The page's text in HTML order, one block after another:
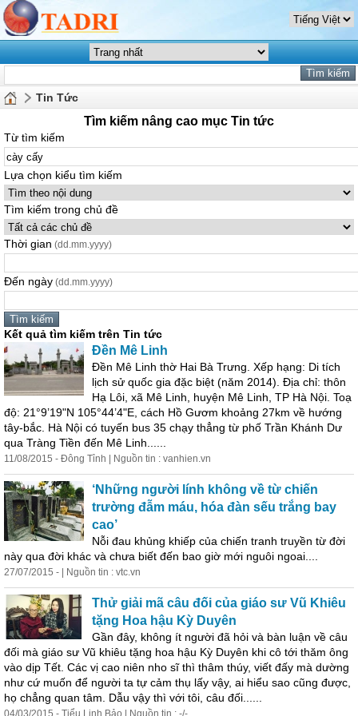
Tin Tức
Tìm kiếm nâng cao mục Tin tức
Từ tìm kiếm
Lựa chọn kiểu tìm kiếm
Tìm kiếm trong chủ đề
Thời gian (dd.mm.yyyy)
Đến ngày (dd.mm.yyyy)
Kết quả tìm kiếm trên Tin tức
Đền Mê Linh
Đền Mê Linh thờ Hai Bà Trưng. Xếp hạng: Di tích
lịch sử quốc gia đặc biệt (năm 2014). Địa chỉ: thôn
Hạ Lôi, xã Mê Linh, huyện Mê Linh, TP Hà Nội. Toạ
độ: 21°9’19"N 105°44’4"E, cách Hồ Gươm khoảng 27km về hướng
tây-bắc. Hà Nội có tuyến bus 35 chạy thẳng từ phố Trần Khánh Dư
qua Tràng Tiền đến Mê Linh......
11/08/2015 - Đông Tỉnh | Nguồn tin : vanhien.vn
‘Những người lính không về từ chiến
trường đẫm máu, hóa đàn sếu trắng bay
cao’
Nỗi đau khủng khiếp của chiến tranh truyền từ đời
này qua đời khác và chưa biết đến bao giờ mới nguôi ngoai....
27/07/2015 - | Nguồn tin : vtc.vn
Thử giải mã câu đối của giáo sư Vũ Khiêu
tặng Hoa hậu Kỳ Duyên
Gần đây, không ít người đã hỏi và bàn luận về câu
đối mà giáo sư Vũ khiêu tặng hoa hậu Kỳ Duyên khi cô tới thăm ông
vào dịp Tết. Các vị cao niên nho sĩ thì thâm thúy, viết đấy mà dường
như cứ muốn để người ta tự cảm thụ lấy vậy, ai hiểu sao cũng được,
họ chẳng quan tâm. Dẫu vậy thì với tôi, câu đối......
04/03/2015 - Tiểu Linh Bảo | Nguồn tin : -/-